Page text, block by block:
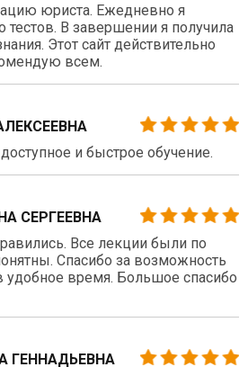
юриста. Ежедневно я
тестов. В завершении я получила
Этот сайт действительно
всем.
и быстрое обучение.
СЕРГЕЕВНА
Все лекции были по
Спасибо за возможность
удобное время. Большое спасибо
ГЕННАДЬЕВНА